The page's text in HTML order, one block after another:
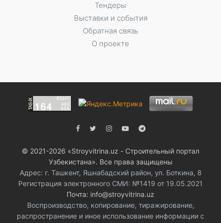
Тендеры
Выставки и события
Обратная связь
О проекте
© 2021-2026 «Stroyvitrina.uz - Строительный портал
Узбекистана». Все права защищены
Адрес: г. Ташкент, Яшнабадский район, ул. Боткина, 8
Регистрация электронного СМИ: №1419 от 19.05.2021
Почта: info@stroyvitrina.uz
Воспроизводство, копирование, тиражирование,
распространение и иное использование информации с